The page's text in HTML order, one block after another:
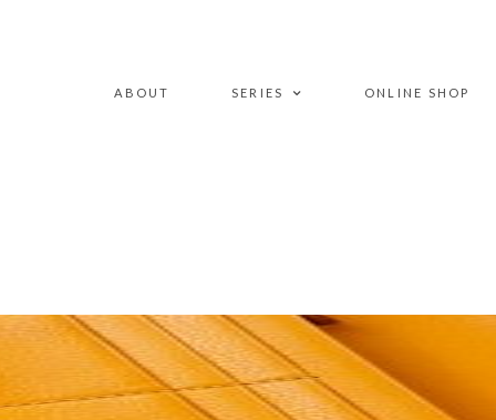
ABOUT SERIES ONLINE SHOP